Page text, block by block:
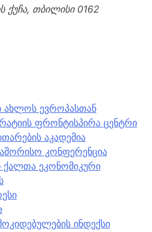
ქუჩა, თბილისი 0162
ახლოს ევროპასთან
ფრონტისპირა ცენტრი
აკადემია
კონფერენცია
ქალთა ეკონომიკური
ინდექსი